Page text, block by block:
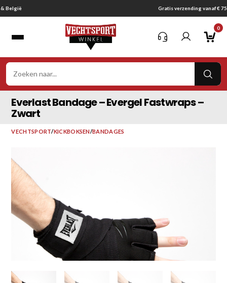
Ga
naar
0
Everlast Bandage – Evergel Fastwraps –
Zwart
VECHTSPORT/KICKBOKSEN/BANDAGES